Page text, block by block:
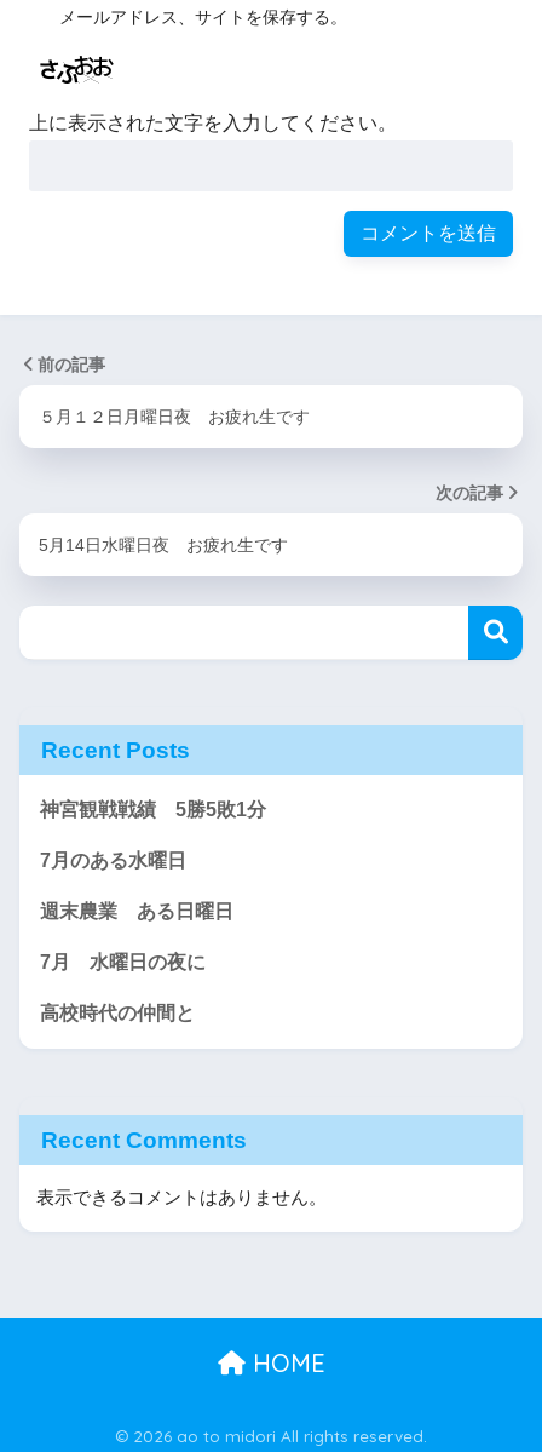
メールアドレス、サイトを保存する。
上に表示された文字を入力してください。
前の記事
５月１２日月曜日夜 お疲れ生です
次の記事
5月14日水曜日夜 お疲れ生です
Recent Posts
神宮観戦戦績 5勝5敗1分
7月のある水曜日
週末農業 ある日曜日
7月 水曜日の夜に
高校時代の仲間と
Recent Comments
表示できるコメントはありません。
HOME
© 2026 ao to midori All rights reserved.